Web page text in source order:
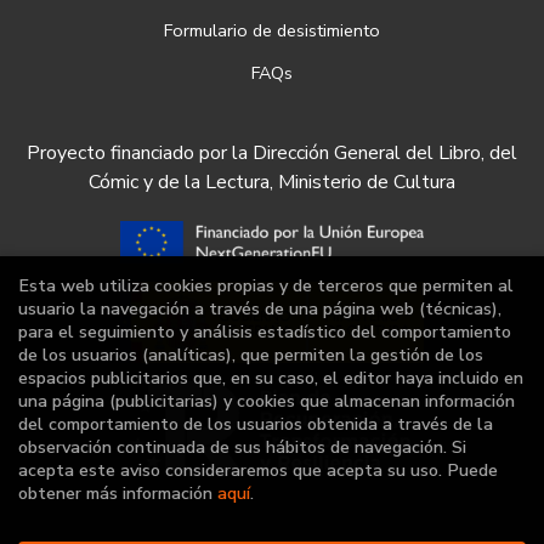
Formulario de desistimiento
FAQs
Proyecto financiado por la Dirección General del Libro, del
Cómic y de la Lectura, Ministerio de Cultura
Esta web utiliza cookies propias y de terceros que permiten al
usuario la navegación a través de una página web (técnicas),
para el seguimiento y análisis estadístico del comportamiento
de los usuarios (analíticas), que permiten la gestión de los
espacios publicitarios que, en su caso, el editor haya incluido en
una página (publicitarias) y cookies que almacenan información
del comportamiento de los usuarios obtenida a través de la
observación continuada de sus hábitos de navegación. Si
acepta este aviso consideraremos que acepta su uso. Puede
obtener más información aquí.